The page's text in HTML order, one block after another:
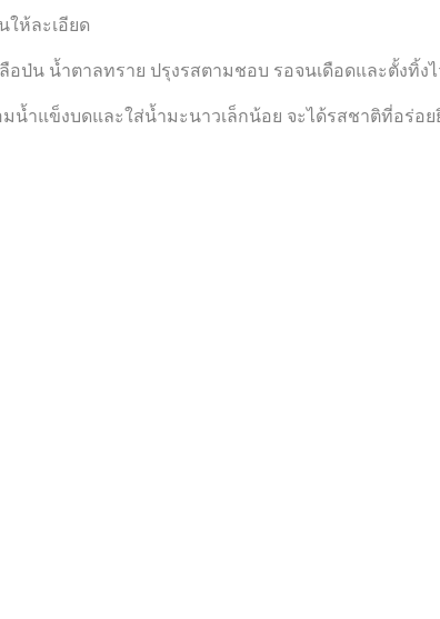
ให้ละเอียด
อป่น น้ำตาลทราย ปรุงรสตามชอบ รอจนเดือดและตั้งทิ้งไ
มน้ำแข็งบดและใส่น้ำมะนาวเล็กน้อย จะได้รสชาติที่อร่อ